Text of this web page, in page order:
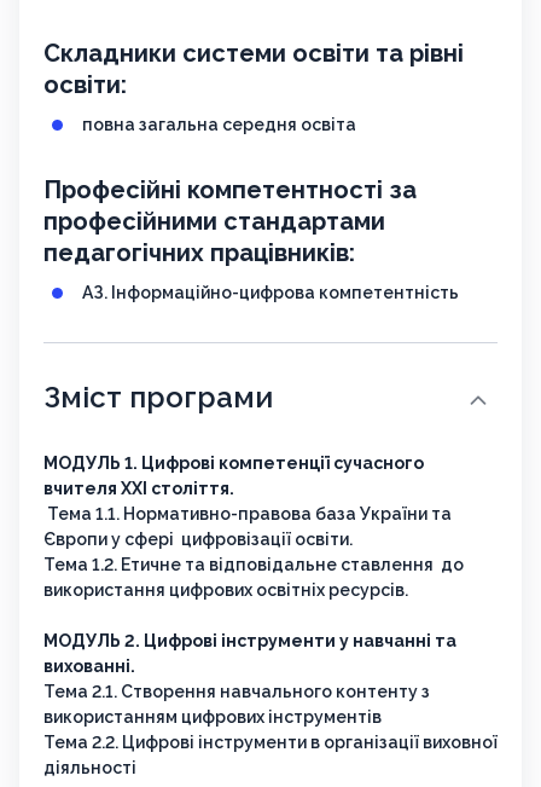
Складники системи освіти та рівні
освіти:
повна загальна середня освіта
Професійні компетентності за
професійними стандартами
педагогічних працівників:
АЗ. Інформаційно-цифрова компетентність
Зміст програми
МОДУЛЬ 1. Цифрові компетенції сучасного
вчителя ХХІ століття.
Тема 1.1. Нормативно-правова база України та
Європи у сфері цифровізації освіти.
Тема 1.2. Етичне та відповідальне ставлення до
використання цифрових освітніх ресурсів.
МОДУЛЬ 2. Цифрові інструменти у навчанні та
вихованні.
Тема 2.1. Створення навчального контенту з
використанням цифрових інструментів
Тема 2.2. Цифрові інструменти в організації виховної
діяльності